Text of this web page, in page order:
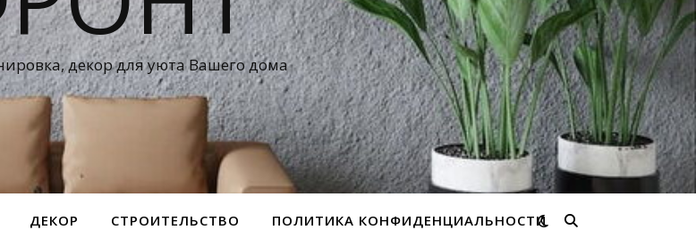
декор для уюта Вашего дома
ДЕКОР СТРОИТЕЛЬСТВО ПОЛИТИКА КОНФИДЕНЦИАЛЬНОСТИ